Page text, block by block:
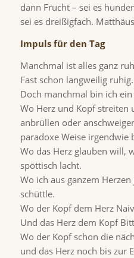
dann Frucht – sei es
sei es dreißigfach.
Impuls für den Tag
Manchmal ist alles ganz
Fast schon langweilig ruhig.
Doch manchmal bin ich ein
Wo Herz und Kopf streiten
anbrüllen oder
paradoxe Weise irgendwie
Wo das Herz glauben will,
spöttisch lacht.
Wo ich aus ganzem
schüttle.
Wo der Kopf dem Herz
Und das Herz dem Kopf
Wo der Kopf schon die
und das Herz noch bis zur